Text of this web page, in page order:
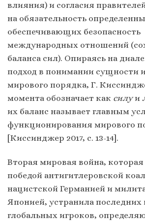
влияния) и согласия
на обязательность
обеспечивающих безопасность
международных отношений
баланса сил). Опираясь на
подход в понимании сущности
мирового порядка, Г.
момента обозначает как силуи
их баланс называет главным
функционирования мирового
[Киссинджер 2017, с. 13-14].
Вторая мировая война,
победой антигитлеровской
нацистской Германией и
Японией, устранила последних
глобальных игроков,